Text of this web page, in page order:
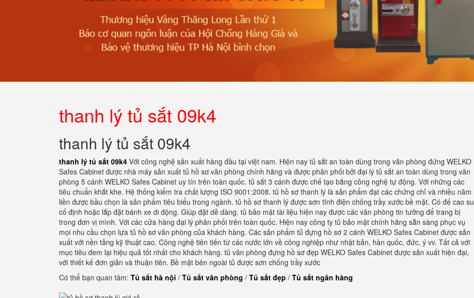
thanh lý tủ sắt 09k4
thanh lý tủ sắt 09k4
thanh lý tủ sắt 09k4 Với công nghệ sản xuất hàng đầu tại việt nam. Hiện nay tủ sắt an toàn dùng trong văn phòng đứng WELKO
Safes Cabinet được nhà máy sản xuất tủ hồ sơ văn phòng chính hãng và được phân phối bởi đại lý tủ sắt an toàn dùng trong văn
phòng 5 cánh WELKO Safes Cabinet uy tín trên toàn quốc. tủ sắt 3 cánh được chế tạo bằng công nghệ tự động. Với những các
tiêu chuẩn khắt khe. Hệ thống kiểm tra chất lượng ISO 9001:2008. tủ hồ sơ thanh lý là sản phẩm đạt các chứng chỉ và nhiều năm
liền được bầu chọn là sản phẩm tiêu biểu trong ngành. tủ hồ sơ thanh lý được sơn tĩnh điện chống trầy xước bề mặt. Có đế cao su
cố định hoặc lắp đặt bánh xe di động. Giúp đặt dễ dàng. tủ bảo mật tài liệu hiện nay được các văn phòng tin tưởng để trang bị
trong đơn vị mình. Với các cửa hàng đại lý phân phối trên toàn quốc. Hiện nay công ty tủ bảo mật chính hãng sẵn sàng phục vụ
mọi nhu cầu chọn lựa tủ hồ sơ văn phòng của khách hàng. Các sản phẩm tủ đựng hồ sơ 2 cánh WELKO Safes Cabinet được sản
xuất với nền tảng kỹ thuật cao. Công nghệ tiên tiến từ các nước lớn về công nghiệp như nhật bản, hàn quốc, đức, ý vv. Tất cả với
mục tiêu đem lại hiệu quả tốt nhất cho khách hàng. tủ văn phòng đựng hồ sơ đẹp WELKO Safes Cabinet được sản xuất hiện đại,
với thiết kế đơn giản và thuận tiên. Bề mặt bên ngoài tủ được sơn chống trầy xước
Có thể bạn quan tâm: Tủ sắt hà nội / Tủ sắt văn phòng / Tủ sắt đẹp / Tủ sắt ngân hàng